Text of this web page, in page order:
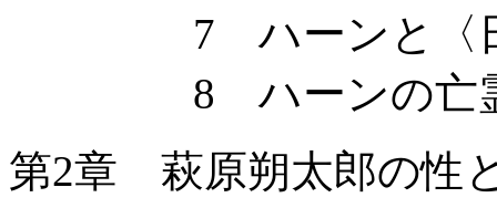
7 ハーンと〈日
8 ハーンの亡霊
第2章 萩原朔太郎の性